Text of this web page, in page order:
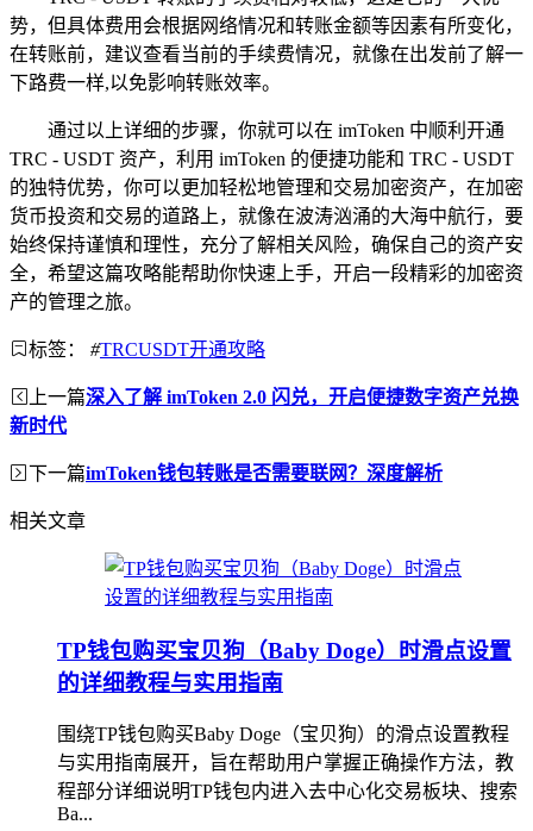
势，但具体费用会根据网络情况和转账金额等因素有所变化，
在转账前，建议查看当前的手续费情况，就像在出发前了解一
下路费一样,以免影响转账效率。
通过以上详细的步骤，你就可以在 imToken 中顺利开通
TRC - USDT 资产，利用 imToken 的便捷功能和 TRC - USDT
的独特优势，你可以更加轻松地管理和交易加密资产，在加密
货币投资和交易的道路上，就像在波涛汹涌的大海中航行，要
始终保持谨慎和理性，充分了解相关风险，确保自己的资产安
全，希望这篇攻略能帮助你快速上手，开启一段精彩的加密资
产的管理之旅。
标签： #TRCUSDT开通攻略
上一篇深入了解 imToken 2.0 闪兑，开启便捷数字资产兑换
新时代
下一篇imToken钱包转账是否需要联网？深度解析
相关文章
TP钱包购买宝贝狗（Baby Doge）时滑点设置
的详细教程与实用指南
围绕TP钱包购买Baby Doge（宝贝狗）的滑点设置教程
与实用指南展开，旨在帮助用户掌握正确操作方法，教
程部分详细说明TP钱包内进入去中心化交易板块、搜索
Ba...